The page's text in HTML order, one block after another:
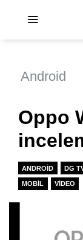
Android
Oppo
ANDROID DG
MOBIL VIDEO